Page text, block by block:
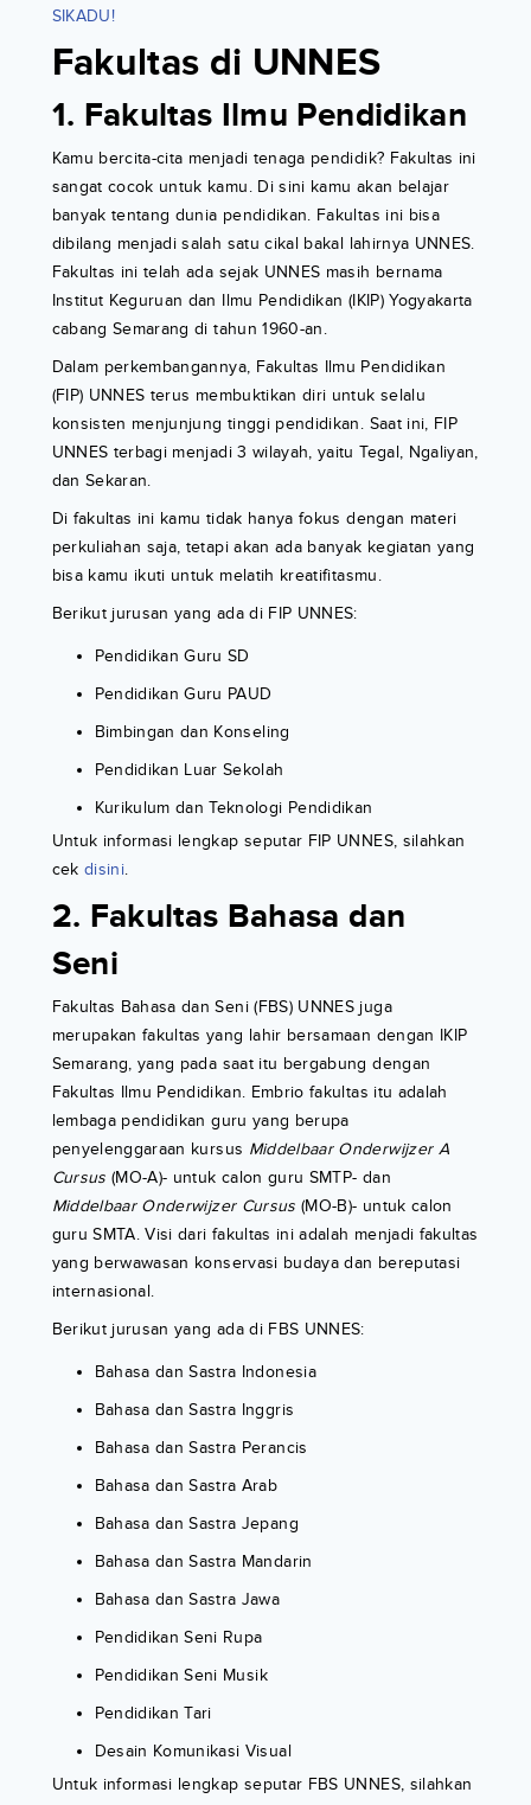
SIKADU!
Fakultas di UNNES
1. Fakultas Ilmu Pendidikan
Kamu bercita-cita menjadi tenaga pendidik? Fakultas ini
sangat cocok untuk kamu. Di sini kamu akan belajar
banyak tentang dunia pendidikan. Fakultas ini bisa
dibilang menjadi salah satu cikal bakal lahirnya UNNES.
Fakultas ini telah ada sejak UNNES masih bernama
Institut Keguruan dan Ilmu Pendidikan (IKIP) Yogyakarta
cabang Semarang di tahun 1960-an.
Dalam perkembangannya, Fakultas Ilmu Pendidikan
(FIP) UNNES terus membuktikan diri untuk selalu
konsisten menjunjung tinggi pendidikan. Saat ini, FIP
UNNES terbagi menjadi 3 wilayah, yaitu Tegal, Ngaliyan,
dan Sekaran.
Di fakultas ini kamu tidak hanya fokus dengan materi
perkuliahan saja, tetapi akan ada banyak kegiatan yang
bisa kamu ikuti untuk melatih kreatifitasmu.
Berikut jurusan yang ada di FIP UNNES:
Pendidikan Guru SD
Pendidikan Guru PAUD
Bimbingan dan Konseling
Pendidikan Luar Sekolah
Kurikulum dan Teknologi Pendidikan
Untuk informasi lengkap seputar FIP UNNES, silahkan
cek disini.
2. Fakultas Bahasa dan
Seni
Fakultas Bahasa dan Seni (FBS) UNNES juga
merupakan fakultas yang lahir bersamaan dengan IKIP
Semarang, yang pada saat itu bergabung dengan
Fakultas Ilmu Pendidikan. Embrio fakultas itu adalah
lembaga pendidikan guru yang berupa
penyelenggaraan kursus Middelbaar Onderwijzer A
Cursus (MO-A)- untuk calon guru SMTP- dan
Middelbaar Onderwijzer Cursus (MO-B)- untuk calon
guru SMTA. Visi dari fakultas ini adalah menjadi fakultas
yang berwawasan konservasi budaya dan bereputasi
internasional.
Berikut jurusan yang ada di FBS UNNES:
Bahasa dan Sastra Indonesia
Bahasa dan Sastra Inggris
Bahasa dan Sastra Perancis
Bahasa dan Sastra Arab
Bahasa dan Sastra Jepang
Bahasa dan Sastra Mandarin
Bahasa dan Sastra Jawa
Pendidikan Seni Rupa
Pendidikan Seni Musik
Pendidikan Tari
Desain Komunikasi Visual
Untuk informasi lengkap seputar FBS UNNES, silahkan